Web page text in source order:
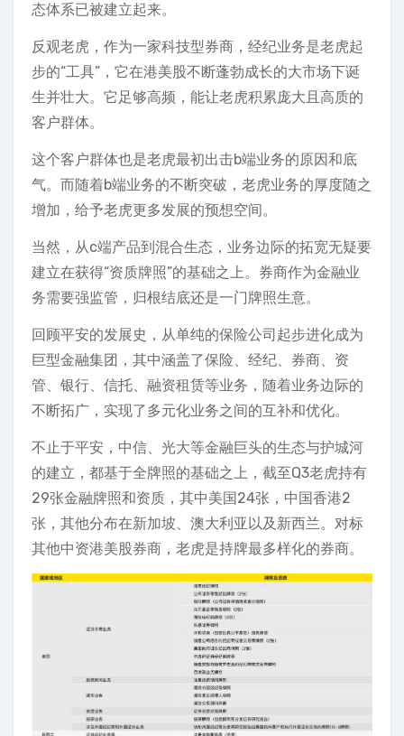
态体系已被建立起来。
反观老虎，作为一家科技型券商，经纪业务是老虎起
步的“工具”，它在港美股不断蓬勃成长的大市场下诞
生并壮大。它足够高频，能让老虎积累庞大且高质的
客户群体。
这个客户群体也是老虎最初出击b端业务的原因和底
气。而随着b端业务的不断突破，老虎业务的厚度随之
增加，给予老虎更多发展的预想空间。
当然，从c端产品到混合生态，业务边际的拓宽无疑要
建立在获得“资质牌照”的基础之上。券商作为金融业
务需要强监管，归根结底还是一门牌照生意。
回顾平安的发展史，从单纯的保险公司起步进化成为
巨型金融集团，其中涵盖了保险、经纪、券商、资
管、银行、信托、融资租赁等业务，随着业务边际的
不断拓广，实现了多元化业务之间的互补和优化。
不止于平安，中信、光大等金融巨头的生态与护城河
的建立，都基于全牌照的基础之上，截至Q3老虎持有
29张金融牌照和资质，其中美国24张，中国香港2
张，其他分布在新加坡、澳大利亚以及新西兰。对标
其他中资港美股券商，老虎是持牌最多样化的券商。